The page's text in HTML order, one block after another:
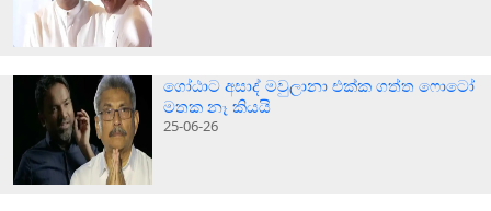
ගෝඨාට අසාද් මවුලානා එක්ක ගත්ත ෆොටෝ
මතක නෑ කියයි
25-06-26